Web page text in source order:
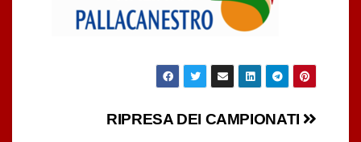
Navigazione
RIPRESA DEI CAMPIONATI